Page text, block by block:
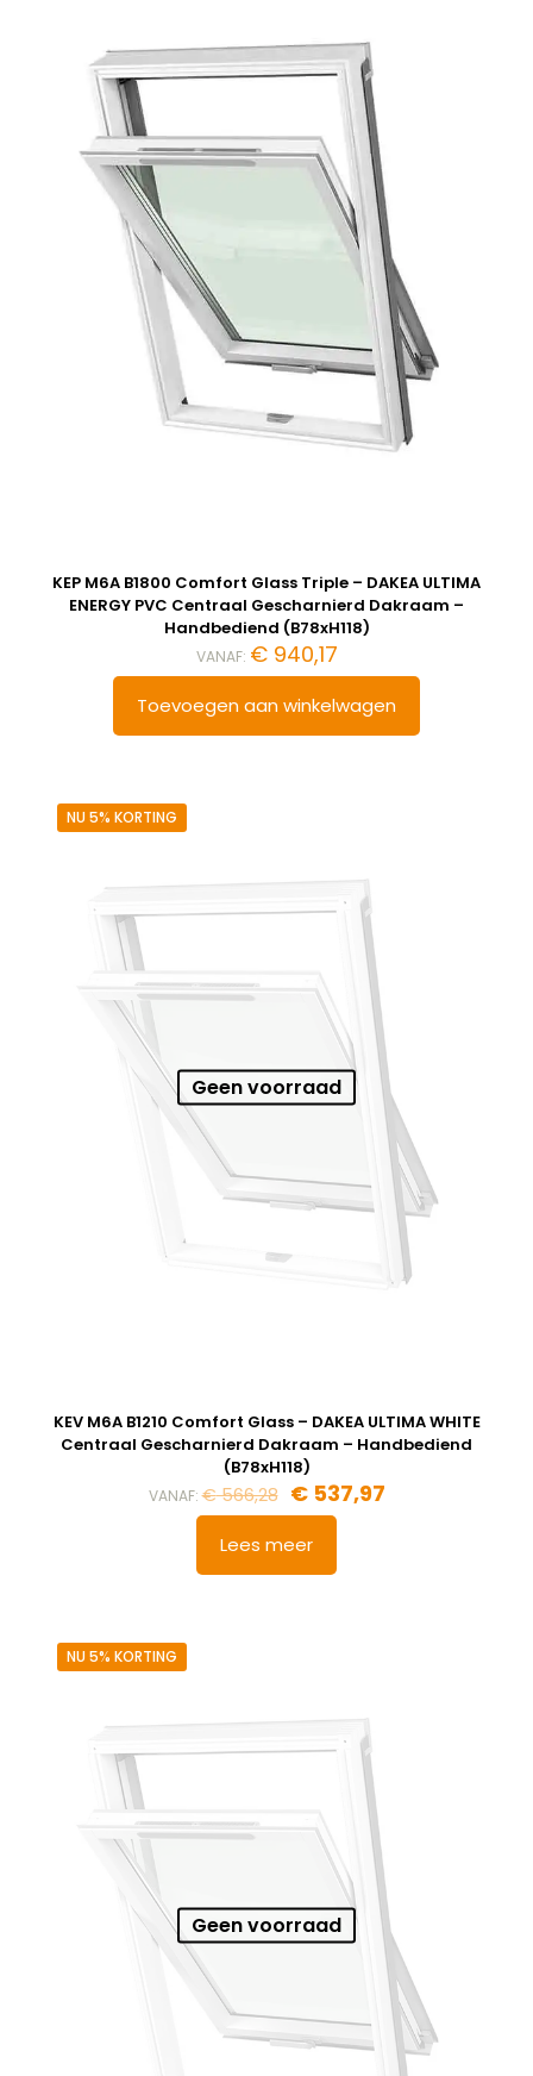
KEP M6A B1800 Comfort Glass Triple – DAKEA ULTIMA
ENERGY PVC Centraal Gescharnierd Dakraam –
Handbediend (B78xH118)
VANAF: €940,17
Toevoegen aan winkelwagen
NU 5% KORTING
Geen voorraad
KEV M6A B1210 Comfort Glass – DAKEA ULTIMA WHITE
Centraal Gescharnierd Dakraam – Handbediend
(B78xH118)
VANAF:€566,28 €537,97
Lees meer
NU 5% KORTING
Geen voorraad